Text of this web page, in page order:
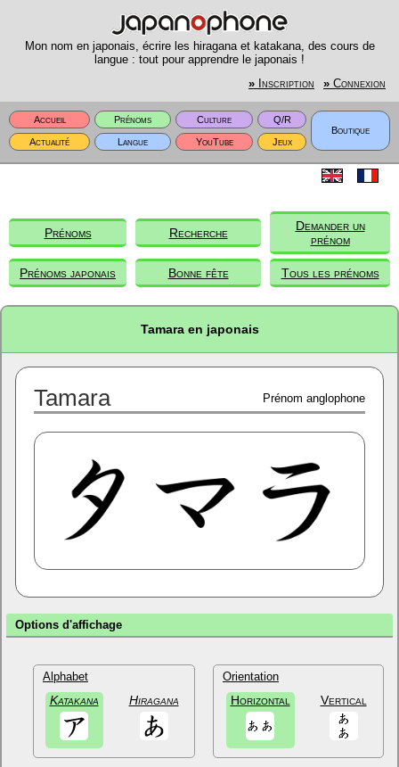
Mon nom en japonais, écrire les hiragana et katakana, des cours de
langue : tout pour apprendre le japonais !
» Inscription » Connexion
Accueil Prénoms Culture
Q/R
Boutique
Actualité
Langue YouTube Jeux
Prénoms Recherche
Demander un
prénom
Prénoms japonais Bonne fête Tous les prénoms
Tamara en japonais
Tamara Prénom anglophone
Options d'affichage
Alphabet
Katakana Hiragana
Orientation
Horizontal Vertical